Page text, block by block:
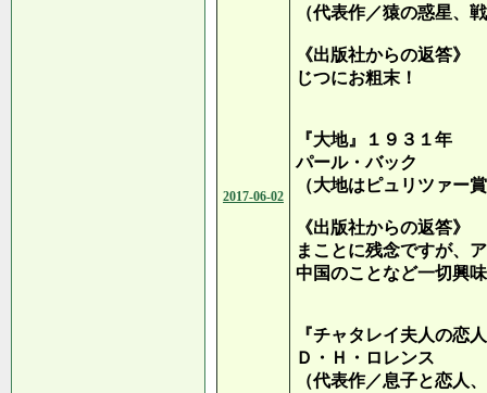
2017-06-02
（代表作／猿の惑星、
《出版社からの返答》
じつにお粗末！
『大地』１９３１年
パール・バック
（大地はピュリツァー
《出版社からの返答》
まことに残念ですが、
中国のことなど一切興
『チャタレイ夫人の恋
Ｄ・Ｈ・ロレンス
（代表作／息子と恋人